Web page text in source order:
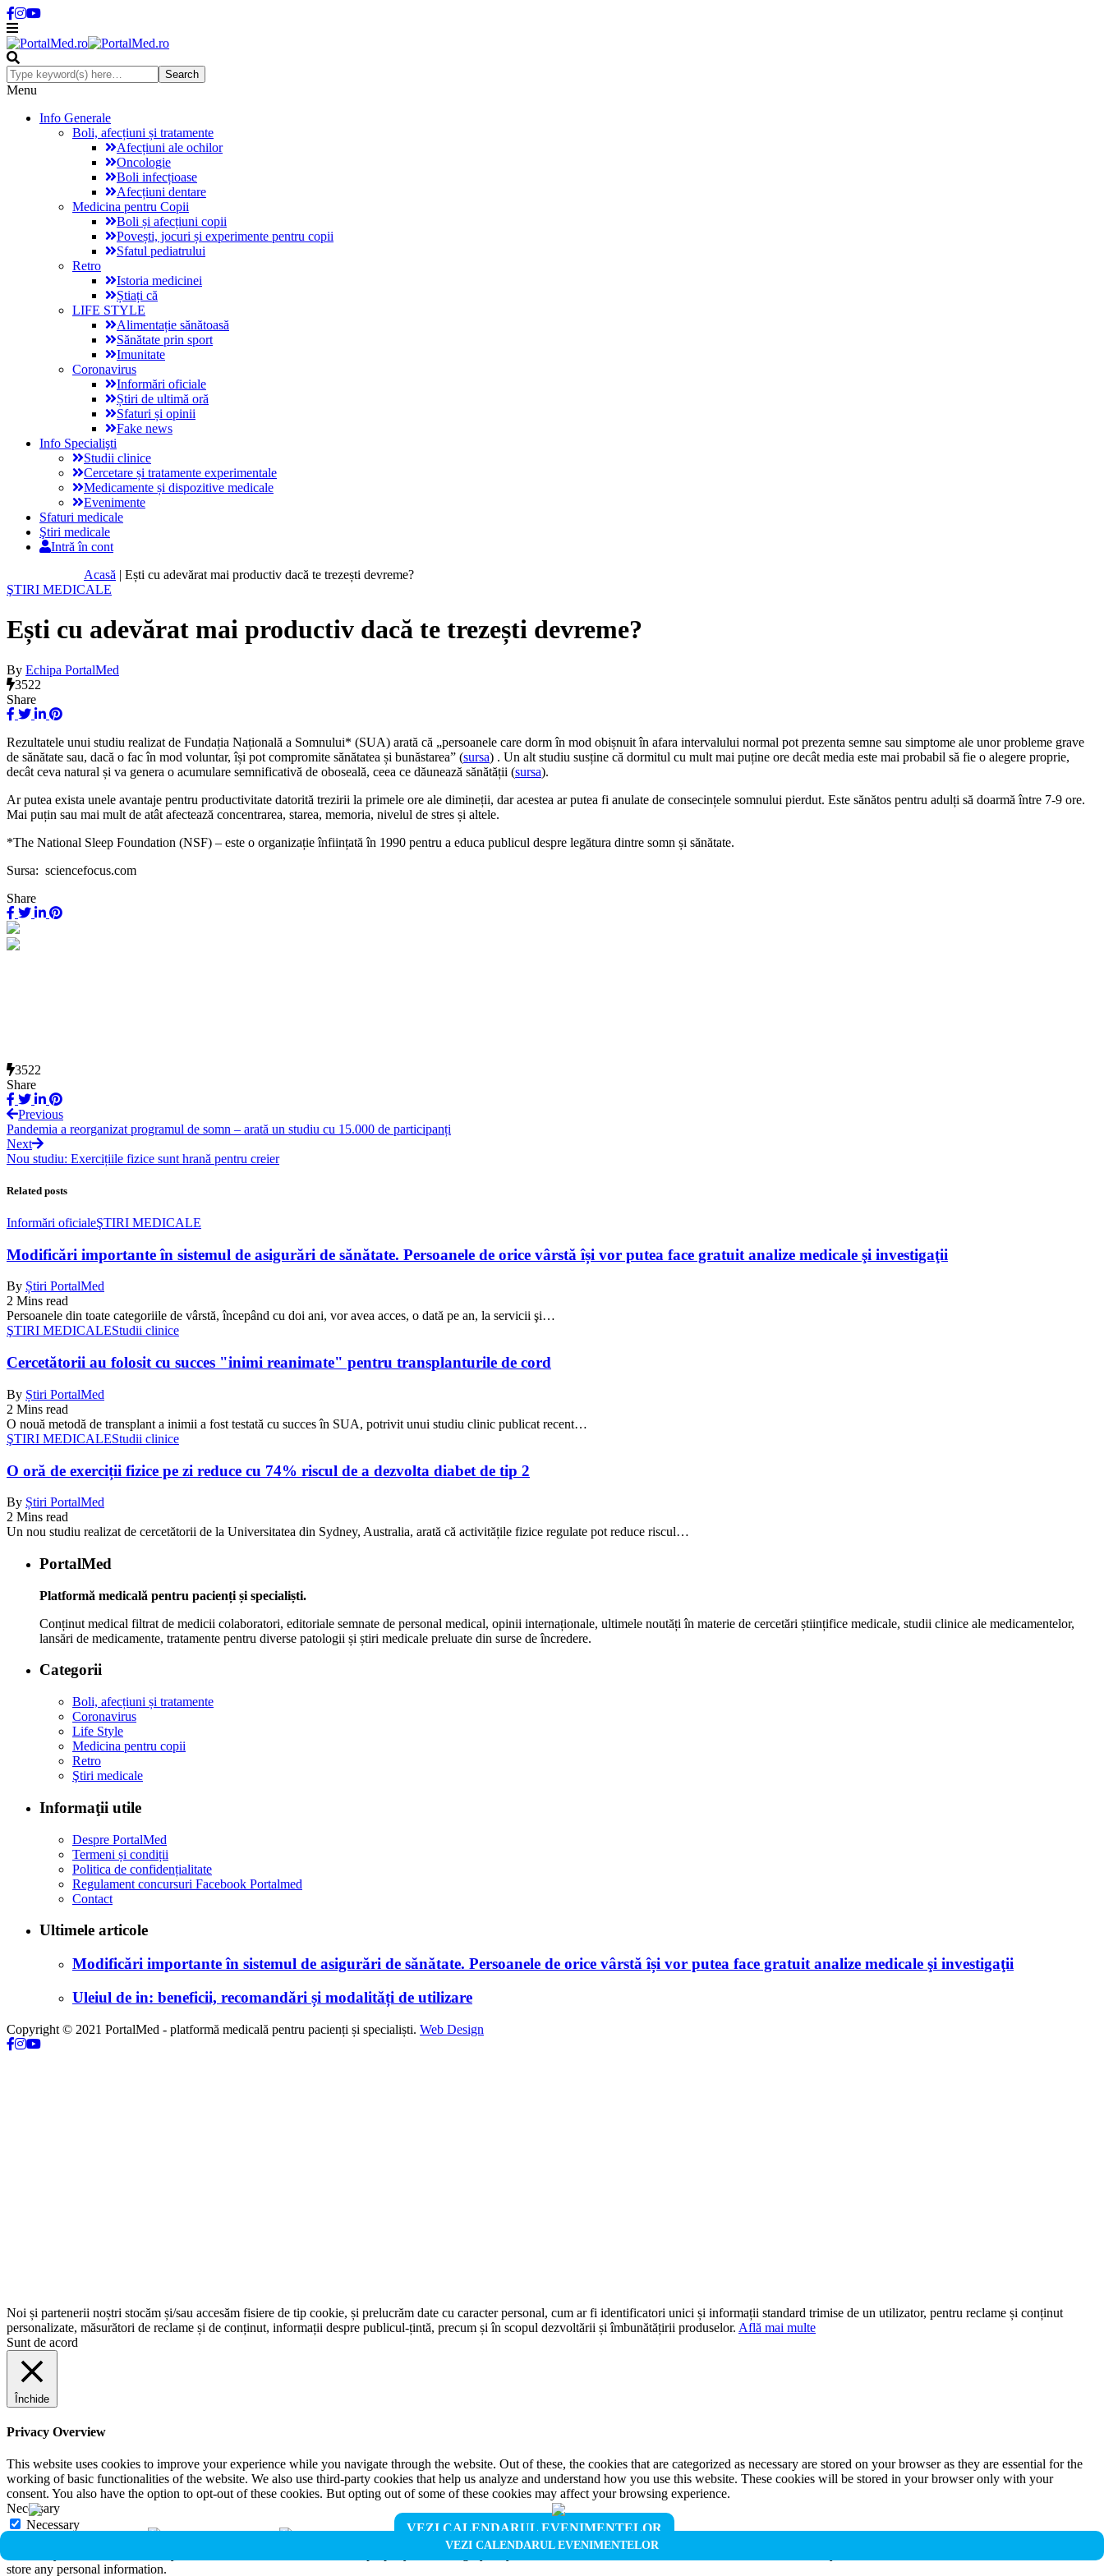
Menu
Info Generale
Boli, afecțiuni și tratamente
Afecțiuni ale ochilor
Oncologie
Boli infecțioase
Afecțiuni dentare
Medicina pentru Copii
Boli și afecțiuni copii
Povești, jocuri și experimente pentru copii
Sfatul pediatrului
Retro
Istoria medicinei
Știați că
LIFE STYLE
Alimentație sănătoasă
Sănătate prin sport
Imunitate
Coronavirus
Informări oficiale
Știri de ultimă oră
Sfaturi și opinii
Fake news
Info Specialişti
Studii clinice
Cercetare și tratamente experimentale
Medicamente și dispozitive medicale
Evenimente
Sfaturi medicale
Ştiri medicale
Intră în cont
Acasă | Ești cu adevărat mai productiv dacă te trezești devreme?
ŞTIRI MEDICALE
Ești cu adevărat mai productiv dacă te trezești devreme?
By Echipa PortalMed
3522
Share
Rezultatele unui studiu realizat de Fundația Națională a Somnului* (SUA) arată că „persoanele care dorm în mod obișnuit în afara intervalului normal pot prezenta semne sau simptome ale unor probleme grave
de sănătate sau, dacă o fac în mod voluntar, își pot compromite sănătatea și bunăstarea” (sursa) . Un alt studiu susține că dormitul cu mult mai puține ore decât media este mai probabil să fie o alegere proprie,
decât ceva natural și va genera o acumulare semnificativă de oboseală, ceea ce dăunează sănătății (sursa).
Ar putea exista unele avantaje pentru productivitate datorită trezirii la primele ore ale dimineții, dar acestea ar putea fi anulate de consecințele somnului pierdut. Este sănătos pentru adulți să doarmă între 7-9 ore.
Mai puțin sau mai mult de atât afectează concentrarea, starea, memoria, nivelul de stres și altele.
*The National Sleep Foundation (NSF) – este o organizație înființată în 1990 pentru a educa publicul despre legătura dintre somn și sănătate.
Sursa: sciencefocus.com
Share
VEZI CALENDARUL EVENIMENTELOR
VEZI CALENDARUL EVENIMENTELOR
3522
Share
Previous
Pandemia a reorganizat programul de somn – arată un studiu cu 15.000 de participanți
Next
Nou studiu: Exercițiile fizice sunt hrană pentru creier
Related posts
Informări oficialeŞTIRI MEDICALE
Modificări importante în sistemul de asigurări de sănătate. Persoanele de orice vârstă își vor putea face gratuit analize medicale şi investigaţii
By Știri PortalMed
2 Mins read
Persoanele din toate categoriile de vârstă, începând cu doi ani, vor avea acces, o dată pe an, la servicii şi…
ŞTIRI MEDICALEStudii clinice
Cercetătorii au folosit cu succes "inimi reanimate" pentru transplanturile de cord
By Știri PortalMed
2 Mins read
O nouă metodă de transplant a inimii a fost testată cu succes în SUA, potrivit unui studiu clinic publicat recent…
ŞTIRI MEDICALEStudii clinice
O oră de exerciții fizice pe zi reduce cu 74% riscul de a dezvolta diabet de tip 2
By Știri PortalMed
2 Mins read
Un nou studiu realizat de cercetătorii de la Universitatea din Sydney, Australia, arată că activitățile fizice regulate pot reduce riscul…
PortalMed
Platformă medicală pentru pacienți și specialiști.
Conținut medical filtrat de medicii colaboratori, editoriale semnate de personal medical, opinii internaționale, ultimele noutăți în materie de cercetări științifice medicale, studii clinice ale medicamentelor,
lansări de medicamente, tratamente pentru diverse patologii și știri medicale preluate din surse de încredere.
Categorii
Boli, afecțiuni și tratamente
Coronavirus
Life Style
Medicina pentru copii
Retro
Ştiri medicale
Informaţii utile
Despre PortalMed
Termeni și condiții
Politica de confidențialitate
Regulament concursuri Facebook Portalmed
Contact
Ultimele articole
Modificări importante în sistemul de asigurări de sănătate. Persoanele de orice vârstă își vor putea face gratuit analize medicale şi investigaţii
Uleiul de in: beneficii, recomandări și modalități de utilizare
Copyright © 2021 PortalMed - platformă medicală pentru pacienți și specialiști. Web Design
Noi și partenerii noștri stocăm și/sau accesăm fisiere de tip cookie, și prelucrăm date cu caracter personal, cum ar fi identificatori unici și informații standard trimise de un utilizator, pentru reclame și conținut
personalizate, măsurători de reclame și de conținut, informații despre publicul-țintă, precum și în scopul dezvoltării și îmbunătățirii produselor. Află mai multe
Sunt de acord
Închide
Privacy Overview
This website uses cookies to improve your experience while you navigate through the website. Out of these, the cookies that are categorized as necessary are stored on your browser as they are essential for the
working of basic functionalities of the website. We also use third-party cookies that help us analyze and understand how you use this website. These cookies will be stored in your browser only with your
consent. You also have the option to opt-out of these cookies. But opting out of some of these cookies may affect your browsing experience.
Necessary
Necessary
store any personal information.